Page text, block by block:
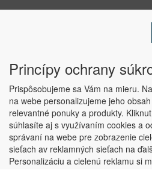
Copyright © ABRA
Princípy ochrany
Prispôsobujeme sa Vám na mieru.
na webe personalizujeme jeho
relevantné ponuky a produkty.
súhlasíte aj s využívaním cookies a
správaní na webe pre zobrazenie
sieťach av reklamných sieťach na
Personalizáciu a cielenú reklamu si